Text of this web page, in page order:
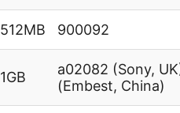
512MB 900092
1GB
a02082 (Sony,
(Embest, China)